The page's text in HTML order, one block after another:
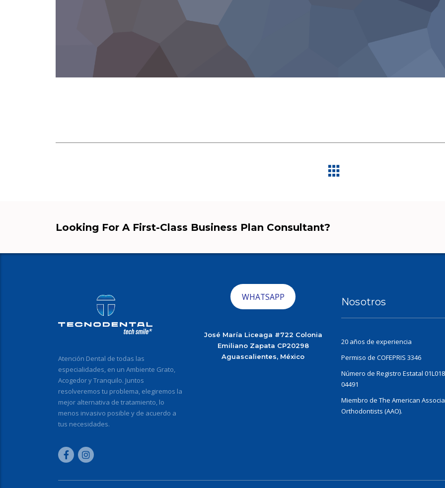
Looking For A First-Class Business Plan Consultant?
Atención Dental de todas las
especialidades, en un Ambiente Grato,
Acogedor y Tranquilo. Juntos
resolveremos tu problema, elegiremos la
mejor alternativa de tratamiento, lo
menos invasivo posible y de acuerdo a
tus necesidades.
WHATSAPP
José María Liceaga #722 Colonia
Emiliano Zapata CP20298
Aguascalientes, México
Nosotros
20 años de experiencia
Permiso de COFEPRIS 3346
Número de Registro Estatal
04491
Miembro de The American
Orthodontists (AAO).